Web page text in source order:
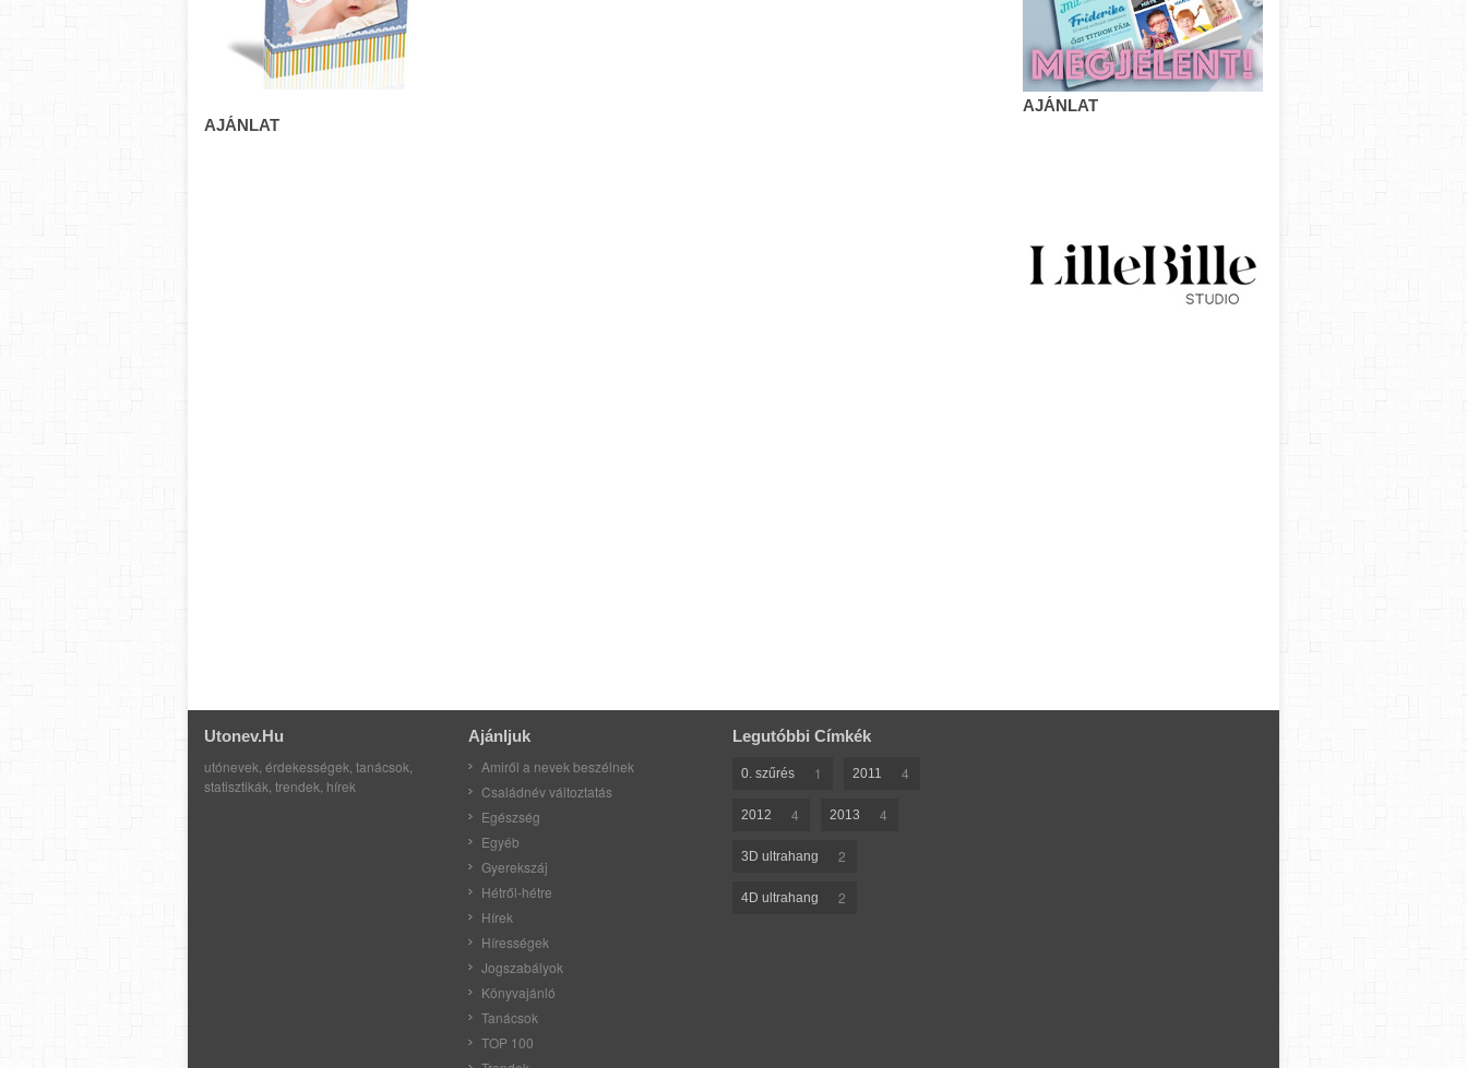
AJÁNLAT
AJÁNLAT
Utonev.hu
utónevek, érdekességek, tanácsok,
statisztikák, trendek, hírek
Ajánljuk
Amiről a nevek beszélnek
Családnév változtatás
Egészség
Egyéb
Gyerekszáj
Hétről-hétre
Hírek
Hírességek
Jogszabályok
Könyvajánló
Tanácsok
TOP 100
Legutóbbi Címkék
0. szűrés 1 2011 4
2012 4 2013 4
3D ultrahang 2
4D ultrahang 2